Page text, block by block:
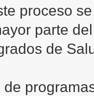
proceso
parte
de